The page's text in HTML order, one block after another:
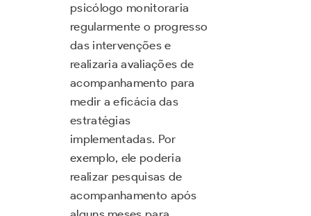
psicólogo monitoraria
regularmente o progresso
das intervenções e
realizaria avaliações de
acompanhamento para
medir a eficácia das
estratégias
implementadas. Por
exemplo, ele poderia
realizar pesquisas de
acompanhamento após